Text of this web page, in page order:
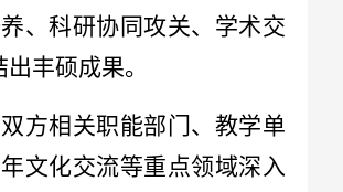
、科研协同攻关、学术交
丰硕成果。
方相关职能部门、教学单
文化交流等重点领域深入